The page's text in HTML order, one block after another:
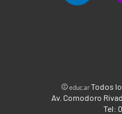
©educ.arTodos
Av. Comodoro
Tel: